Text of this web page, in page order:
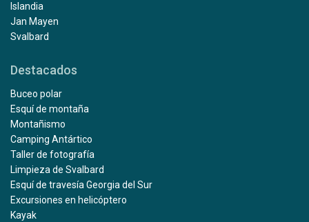
Islandia
Jan Mayen
Svalbard
Destacados
Buceo polar
Esquí de montaña
Montañismo
Camping Antártico
Taller de fotografía
Limpieza de Svalbard
Esquí de travesía Georgia del Sur
Excursiones en helicóptero
Kayak